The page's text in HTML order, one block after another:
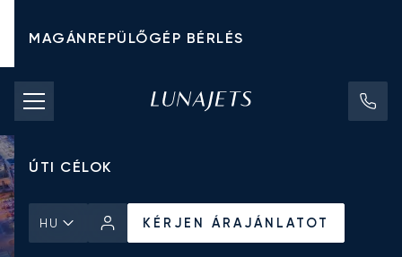
MAGÁNREPÜLŐGÉP BÉRLÉS
CHARTER ÁRAK
MAGÁNREPÜLŐGÉPEK
ÚTI CÉLOK
HU KÉRJEN ÁRAJÁNLATOT